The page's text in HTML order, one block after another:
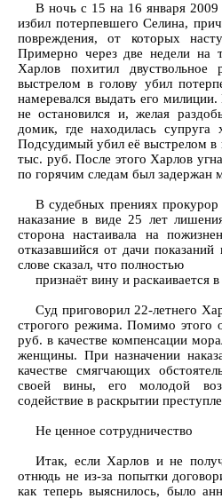
В ночь с 15 на 16 января 2009
избил потерпевшего Селина,
повреждения, от которых
Примерно через две недели на
Харлов похитил
выстрелом в голову убил
намеревался выдать его
не остановился и, желая
домик, где находилась
Подсудимый убил её выстрелом в
тыс. руб. После этого Харлов
по горячим следам был задержан
В судебных прениях прокурор
наказание в виде 25 лет
сторона настаивала на
отказавшийся от дачи
слове сказал, что полностью
признаёт вину и раскаивается
Суд приговорил 22-летнего
строгого режима. Помимо этого
руб. в качестве компенсации
женщины. При назначении
качестве смягчающих
своей вины, его молодой
содействие в раскрытии
Не ценное сотрудничество
Итак, если Харлов и не
отнюдь не из-за попытки
как теперь выяснилось, было